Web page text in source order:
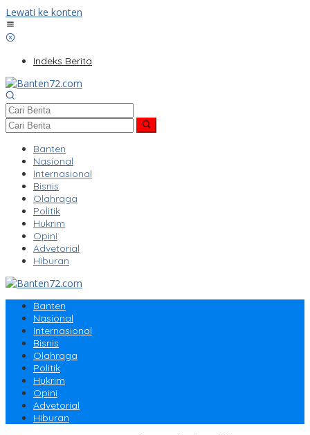
Lewati ke konten
Indeks Berita
Banten
Nasional
Internasional
Bisnis
Olahraga
Politik
Hukrim
Opini
Advetorial
Hiburan
Banten
Nasional
Internasional
Bisnis
Olahraga
Politik
Hukrim
Opini
Advetorial
Hiburan